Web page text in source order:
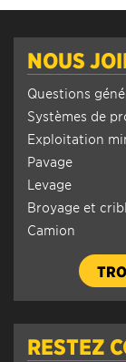
NOUS
Questions
Systèmes de
Exploitation
Pavage
Levage
Broyage et
Camion
RESTEZ